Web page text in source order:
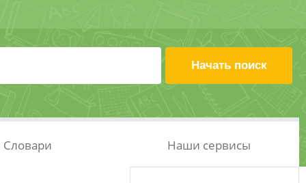
Словари Наши сервисы